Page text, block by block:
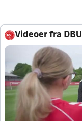
Videoer fra DBU